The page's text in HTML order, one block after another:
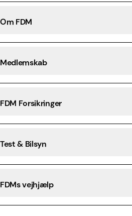
Om FDM
Medlemskab
FDM Forsikringer
Test & Bilsyn
FDMs vejhjælp